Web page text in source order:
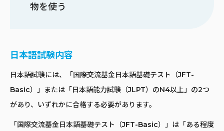
物を使う
日本語試験内容
日本語試験には、「国際交流基金日本語基礎テスト（JFT-
Basic）」または「日本語能力試験（JLPT）のN4以上」の2つ
があり、いずれかに合格する必要があります。
「国際交流基金日本語基礎テスト（JFT-Basic）」は「ある程度